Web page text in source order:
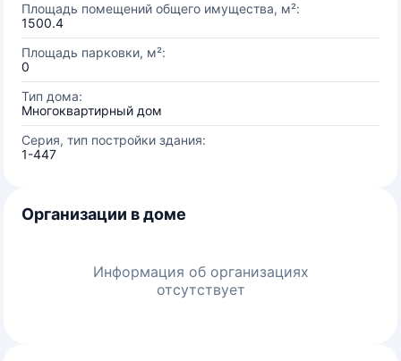
Площадь помещений общего имущества, м²:
1500.4
Площадь парковки, м²:
0
Тип дома:
Многоквартирный дом
Серия, тип постройки здания:
1-447
Организации в доме
Информация об организациях
отсутствует